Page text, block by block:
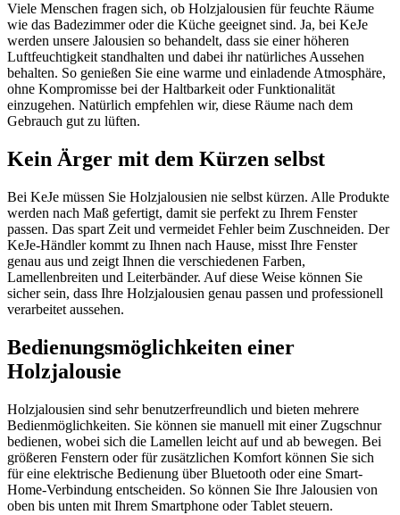
Viele Menschen fragen sich, ob Holzjalousien für feuchte Räume
wie das Badezimmer oder die Küche geeignet sind. Ja, bei KeJe
werden unsere Jalousien so behandelt, dass sie einer höheren
Luftfeuchtigkeit standhalten und dabei ihr natürliches Aussehen
behalten. So genießen Sie eine warme und einladende Atmosphäre,
ohne Kompromisse bei der Haltbarkeit oder Funktionalität
einzugehen. Natürlich empfehlen wir, diese Räume nach dem
Gebrauch gut zu lüften.
Kein Ärger mit dem Kürzen selbst
Bei KeJe müssen Sie Holzjalousien nie selbst kürzen. Alle Produkte
werden nach Maß gefertigt, damit sie perfekt zu Ihrem Fenster
passen. Das spart Zeit und vermeidet Fehler beim Zuschneiden. Der
KeJe-Händler kommt zu Ihnen nach Hause, misst Ihre Fenster
genau aus und zeigt Ihnen die verschiedenen Farben,
Lamellenbreiten und Leiterbänder. Auf diese Weise können Sie
sicher sein, dass Ihre Holzjalousien genau passen und professionell
verarbeitet aussehen.
Bedienungsmöglichkeiten einer
Holzjalousie
Holzjalousien sind sehr benutzerfreundlich und bieten mehrere
Bedienmöglichkeiten. Sie können sie manuell mit einer Zugschnur
bedienen, wobei sich die Lamellen leicht auf und ab bewegen. Bei
größeren Fenstern oder für zusätzlichen Komfort können Sie sich
für eine elektrische Bedienung über Bluetooth oder eine Smart-
Home-Verbindung entscheiden. So können Sie Ihre Jalousien von
oben bis unten mit Ihrem Smartphone oder Tablet steuern.